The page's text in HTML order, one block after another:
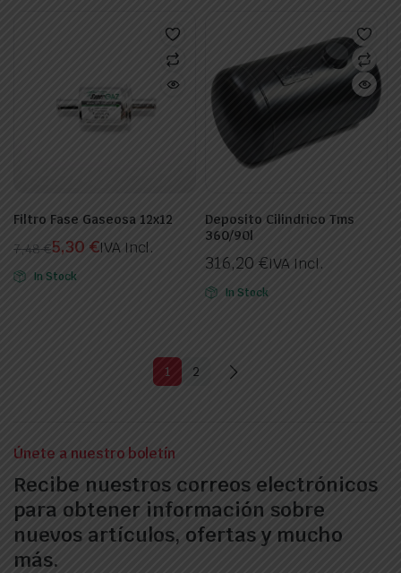
Filtro Fase Gaseosa 12x12
7,48€
El
precio
5,30 €
El
precio
IVA Incl.
In Stock
Deposito Cilindrico Tms
360/90l
316,20 €IVA Incl.
In Stock
1 2
Únete a nuestro boletín
Recibe nuestros correos electrónicos
para obtener información sobre
nuevos artículos, ofertas y mucho
más.